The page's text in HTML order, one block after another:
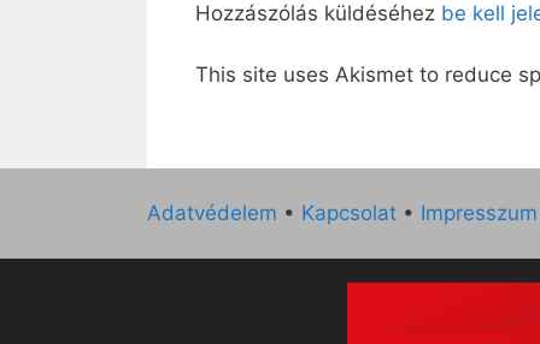
Hozzászólás küldéséhez be kell
This site uses Akismet to reduce
Adatvédelem • Kapcsolat • Impresszum